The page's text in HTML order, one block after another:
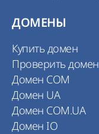
ДОМЕНЫ
Купить домен
Проверить домен
Домен COM
Домен UA
Домен COM.UA
Домен IO